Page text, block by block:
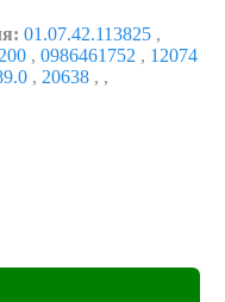
01.07.42.113825 ,
, 0986461752 , 12074
, 20638 , ,